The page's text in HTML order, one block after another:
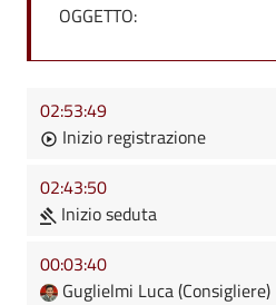
OGGETTO:
02:53:49
Inizio registrazione
02:43:50
Inizio seduta
00:03:40
Guglielmi Luca (Consigliere)